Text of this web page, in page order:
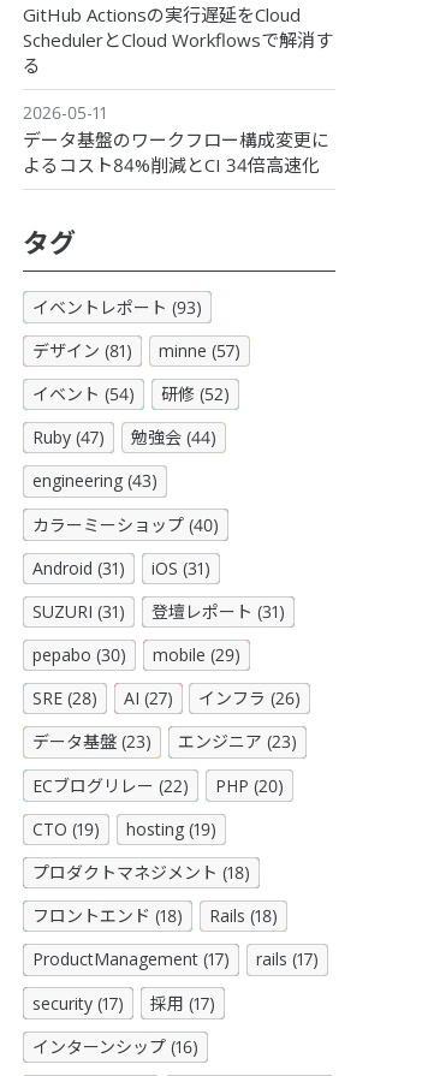
GitHub Actionsの実行遅延をCloud
SchedulerとCloud Workflowsで解消す
る
2026-05-11
データ基盤のワークフロー構成変更に
よるコスト84%削減とCI 34倍高速化
タグ
イベントレポート (93)
デザイン (81)
minne (57)
イベント (54)
研修 (52)
Ruby (47)
勉強会 (44)
engineering (43)
カラーミーショップ (40)
Android (31)
iOS (31)
SUZURI (31)
登壇レポート (31)
pepabo (30)
mobile (29)
SRE (28)
AI (27)
インフラ (26)
データ基盤 (23)
エンジニア (23)
ECブログリレー (22)
PHP (20)
CTO (19)
hosting (19)
プロダクトマネジメント (18)
フロントエンド (18)
Rails (18)
ProductManagement (17)
rails (17)
security (17)
採用 (17)
インターンシップ (16)